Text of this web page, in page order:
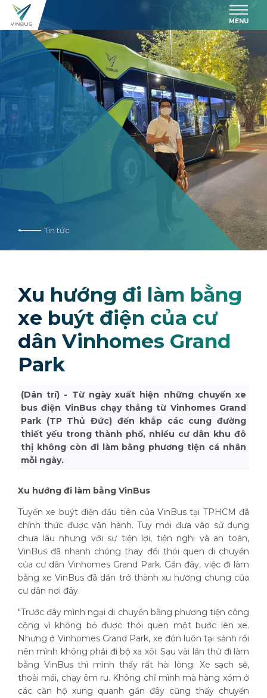
MENU
Tin tức
Xu hướng đi làm bằng
xe buýt điện của cư
dân Vinhomes Grand
Park
(Dân trí) - Từ ngày xuất hiện những chuyến xe
bus điện VinBus chạy thẳng từ Vinhomes Grand
Park (TP Thủ Đức) đến khắp các cung đường
thiết yếu trong thành phố, nhiều cư dân khu đô
thị không còn đi làm bằng phương tiện cá nhân
mỗi ngày.
Xu hướng đi làm bằng VinBus
Tuyến xe buýt điện đầu tiên của VinBus tại TPHCM đã
chính thức được vận hành. Tuy mới đưa vào sử dụng
chưa lâu nhưng với sự tiện lợi, tiện nghi và an toàn,
VinBus đã nhanh chóng thay đổi thói quen di chuyển
của cư dân Vinhomes Grand Park. Gần đây, việc đi làm
bằng xe VinBus đã dần trở thành xu hướng chung của
cư dân nơi đây.
"Trước đây mình ngại di chuyển bằng phương tiện công
cộng vì không bỏ được thói quen một bước lên xe.
Nhưng ở Vinhomes Grand Park, xe đón luôn tại sảnh rồi
nên mình không phải đi bộ xa xôi. Sau vài lần thử đi làm
bằng VinBus thì mình thấy rất hài lòng. Xe sạch sẽ,
thoải mái, chạy êm ru. Không chỉ mình mà hàng xóm ở
các căn hộ xung quanh gần đây cũng thấy chuyển